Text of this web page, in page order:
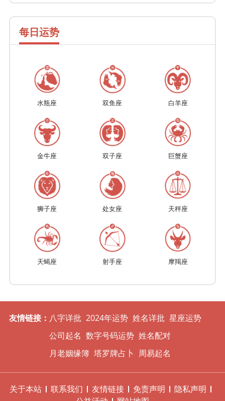
每日运势
水瓶座 双鱼座 白羊座
金牛座 双子座 巨蟹座
狮子座 处女座 天秤座
天蝎座 射手座 摩羯座
友情链接： 八字详批 2024年运势 姓名详批 星座运势
公司起名 数字号码运势 姓名配对
月老姻缘簿 塔罗牌占卜 周易起名
关于本站 联系我们 友情链接 免责声明
隐私声明